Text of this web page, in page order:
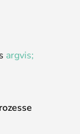
argvis;